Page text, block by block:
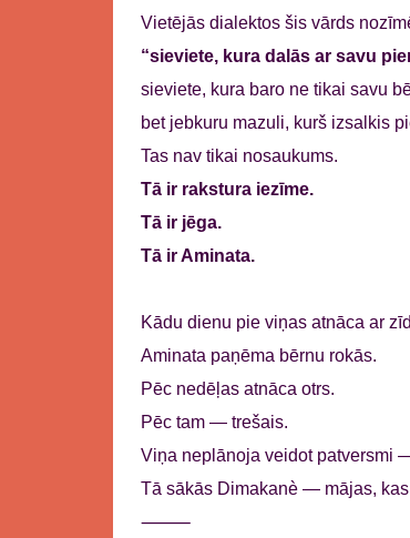
Vietējās dialektos šis vārds
“sieviete, kura dalās ar savu
sieviete, kura baro ne tikai savu
bet jebkuru mazuli, kurš izsalkis
Tas nav tikai nosaukums.
Tā ir rakstura iezīme.
Tā ir jēga.
Tā ir Aminata.
Kādu dienu pie viņas atnāca ar
Aminata paņēma bērnu rokās.
Pēc nedēļas atnāca otrs.
Pēc tam — trešais.
Viņa neplānoja veidot patversmi
Tā sākās Dimakanè — mājas,
⸻